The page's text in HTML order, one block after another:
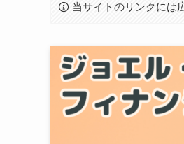
当サイトのリンクには